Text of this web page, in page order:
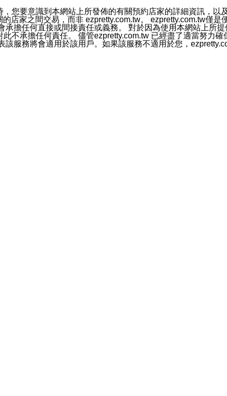
號的通知型訊息。
您要意識到本網站上所發佈的有關預約店家的詳細資訊，以
店家之間交易，而非 ezpretty.com.tw。 ezpretty.com.tw僅
擔任何直接或間接責任或義務。 對於因為使用本網站上所
不承擔任何責任。 儘管ezpretty.com.tw 已經盡了適當努力
服務將會適用於該用戶。如果該服務不適用於您，